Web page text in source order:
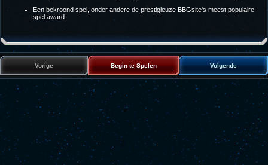
Een bekroond spel, onder andere de prestigieuze BBGsite's meest populaire
spel award.
Vorige Begin te Spelen Volgende